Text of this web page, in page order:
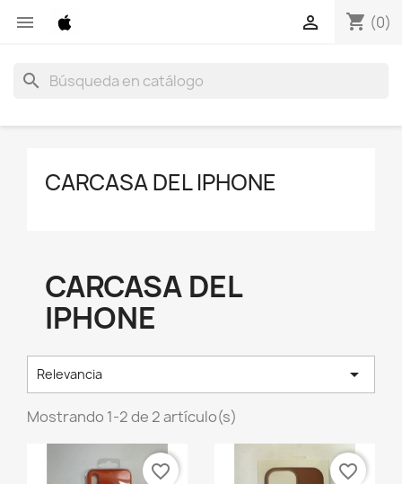
 shopping_cart (0)

search
CARCASA DEL IPHONE
CARCASA DEL
IPHONE
Relevancia 
Mostrando 1-2 de 2 artículo(s)
favorite_border favorite_border